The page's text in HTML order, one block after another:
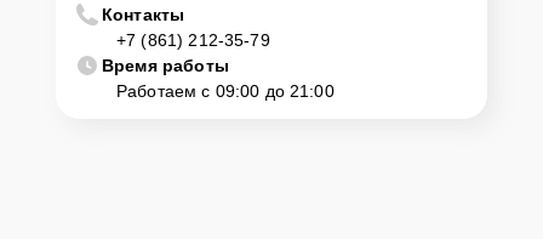
Контакты
+7 (861) 212-35-79
Время работы
Работаем с 09:00 до 21:00